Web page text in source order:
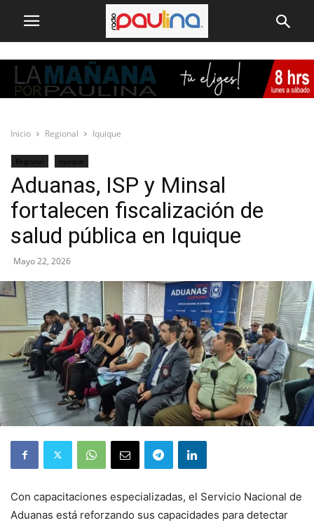
Inicio Regional Iquique
Regional Iquique
Aduanas, ISP y Minsal
fortalecen fiscalización de
salud pública en Iquique
Mayo 22, 2026
Con capacitaciones especializadas, el Servicio Nacional de
Aduanas está reforzando sus capacidades para detectar